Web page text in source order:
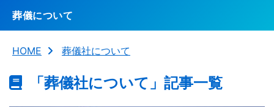
葬儀について
HOME 葬儀社について
「葬儀社について」記事一覧